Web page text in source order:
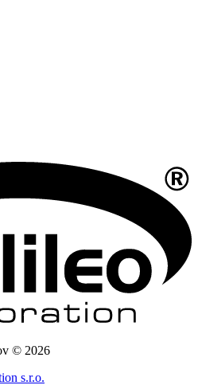
© 2026
s.r.o.